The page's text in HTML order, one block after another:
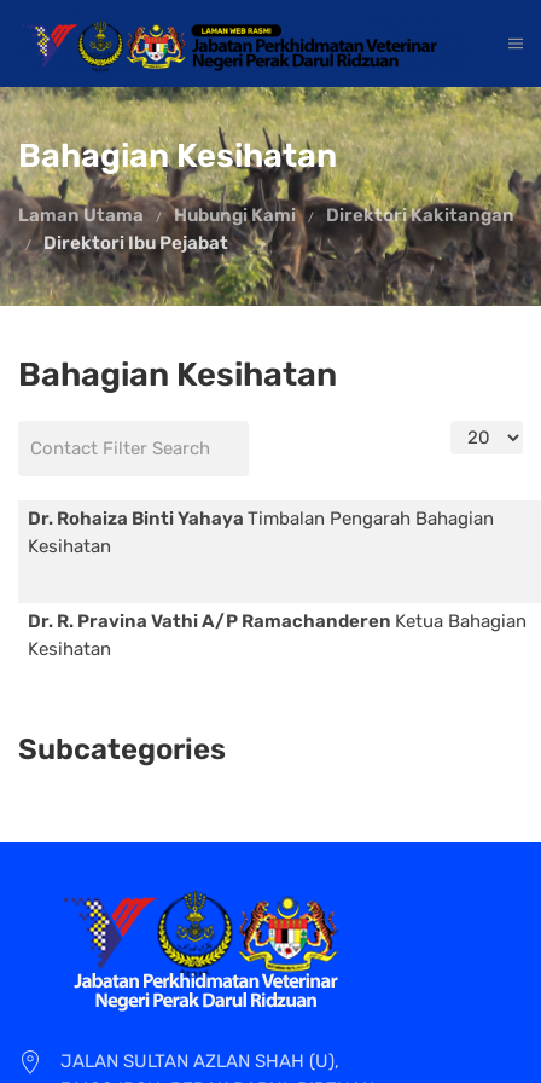
Bahagian Kesihatan
Laman Utama Hubungi Kami
Direktori Kakitangan
Direktori Ibu Pejabat
Bahagian Kesihatan
Display #
Dr. Rohaiza Binti Yahaya Timbalan Pengarah Bahagian
Kesihatan
Dr. R. Pravina Vathi A/P Ramachanderen Ketua Bahagian
Kesihatan
Subcategories
JALAN SULTAN AZLAN SHAH (U),